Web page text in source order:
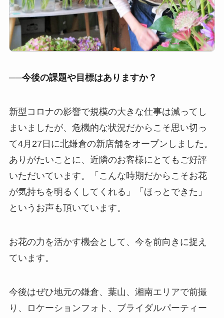
──今後の課題や目標はありますか？
新型コロナの影響で規模の大きな仕事は減ってし
まいましたが、危機的な状況だからこそ思い切っ
て4月27日に北鎌倉の新店舗をオープンしました。
ありがたいことに、近隣のお客様にとてもご好評
いただいています。「こんな時期だからこそお花
が気持ちを明るくしてくれる」「ほっとできた」
というお声も頂いています。
お花の力を活かす機会として、今を前向きに捉え
ています。
今後はぜひ地元の鎌倉、葉山、湘南エリアで前撮
り、ロケーションフォト、ブライダルパーティー